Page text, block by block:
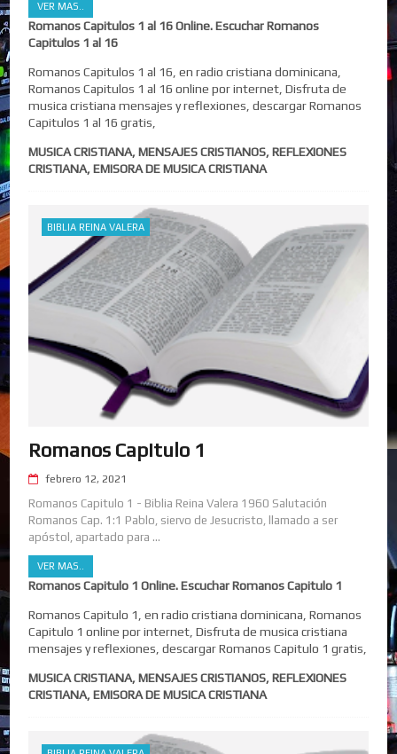
VER MAS..
Romanos Capitulos 1 al 16 Online. Escuchar Romanos
Capitulos 1 al 16
Romanos Capitulos 1 al 16, en radio cristiana dominicana,
Romanos Capitulos 1 al 16 online por internet, Disfruta de
musica cristiana mensajes y reflexiones, descargar Romanos
Capitulos 1 al 16 gratis,
MUSICA CRISTIANA, MENSAJES CRISTIANOS, REFLEXIONES
CRISTIANA, EMISORA DE MUSICA CRISTIANA
BIBLIA REINA VALERA
Romanos Capitulo 1
febrero 12, 2021
Romanos Capitulo 1 - Biblia Reina Valera 1960 Salutación
Romanos Cap. 1:1 Pablo, siervo de Jesucristo, llamado a ser
apóstol, apartado para ...
VER MAS..
Romanos Capitulo 1 Online. Escuchar Romanos Capitulo 1
Romanos Capitulo 1, en radio cristiana dominicana, Romanos
Capitulo 1 online por internet, Disfruta de musica cristiana
mensajes y reflexiones, descargar Romanos Capitulo 1 gratis,
MUSICA CRISTIANA, MENSAJES CRISTIANOS, REFLEXIONES
CRISTIANA, EMISORA DE MUSICA CRISTIANA